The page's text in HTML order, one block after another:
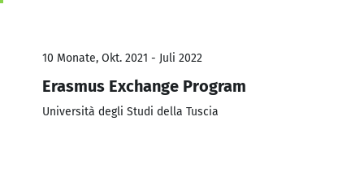
10 Monate, Okt. 2021 - Juli 2022
Erasmus Exchange Program
Università degli Studi della Tuscia